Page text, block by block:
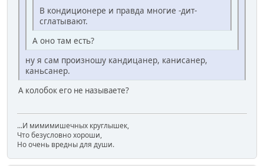
В кондиционере и правда многие -дит-
сглатывают.
А оно там есть?
ну я сам произношу кандицанер, канисанер,
каньсанер.
А колобок его не называете?
...И мимимишечных круглышек,
Что безусловно хороши,
Но очень вредны для души.